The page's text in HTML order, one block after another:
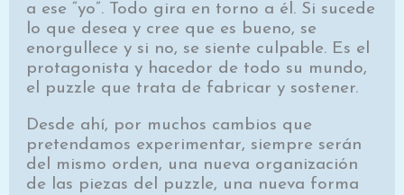
a ese “yo”. Todo gira en torno a él. Si sucede
lo que desea y cree que es bueno, se
enorgullece y si no, se siente culpable. Es el
protagonista y hacedor de todo su mundo,
el puzzle que trata de fabricar y sostener.
Desde ahí, por muchos cambios que
pretendamos experimentar, siempre serán
del mismo orden, una nueva organización
de las piezas del puzzle, una nueva forma